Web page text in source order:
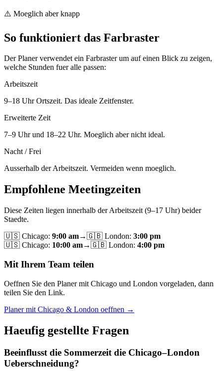
⚠️ Moeglich aber knapp
So funktioniert das Farbraster
Der Planer verwendet ein Farbraster um auf einen Blick zu zeigen,
welche Stunden fuer alle passen:
Arbeitszeit
9–18 Uhr Ortszeit. Das ideale Zeitfenster.
Erweiterte Zeit
7–9 Uhr und 18–22 Uhr. Moeglich aber nicht ideal.
Nacht / Frei
Ausserhalb der Arbeitszeit. Vermeiden wenn moeglich.
Empfohlene Meetingzeiten
Diese Zeiten liegen innerhalb der Arbeitszeit (9–17 Uhr) beider
Staedte.
🇺🇸 Chicago: 9:00 am→🇬🇧 London: 3:00 pm
🇺🇸 Chicago: 10:00 am→🇬🇧 London: 4:00 pm
Mit Ihrem Team teilen
Oeffnen Sie den Planer mit Chicago und London vorgeladen, dann
teilen Sie den Link.
Planer mit Chicago & London oeffnen →
Haeufig gestellte Fragen
Beeinflusst die Sommerzeit die Chicago–London
Ueberschneidung?